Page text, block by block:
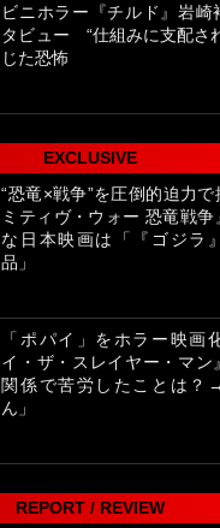
ビニホラー『チルド』岩崎
タビュー “仕組みに支配さ
じた恐怖
EXCLUSIVE
“恐竜×戦争”を圧倒的迫力で
ミティヴ・ウォー 恐竜戦争
な日本映画は「『ゴジラ
品」
「ポパイ」をホラー映画
イ・ザ・スレイヤー・マン
関係で苦労したことは？
ん」
REPORT / REVIEW